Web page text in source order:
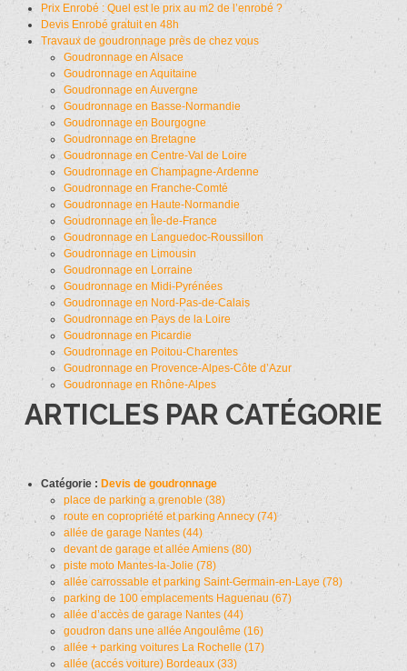
Prix Enrobé : Quel est le prix au m2 de l’enrobé ?
Devis Enrobé gratuit en 48h
Travaux de goudronnage près de chez vous
Goudronnage en Alsace
Goudronnage en Aquitaine
Goudronnage en Auvergne
Goudronnage en Basse-Normandie
Goudronnage en Bourgogne
Goudronnage en Bretagne
Goudronnage en Centre-Val de Loire
Goudronnage en Champagne-Ardenne
Goudronnage en Franche-Comté
Goudronnage en Haute-Normandie
Goudronnage en Île-de-France
Goudronnage en Languedoc-Roussillon
Goudronnage en Limousin
Goudronnage en Lorraine
Goudronnage en Midi-Pyrénées
Goudronnage en Nord-Pas-de-Calais
Goudronnage en Pays de la Loire
Goudronnage en Picardie
Goudronnage en Poitou-Charentes
Goudronnage en Provence-Alpes-Côte d’Azur
Goudronnage en Rhône-Alpes
ARTICLES PAR CATÉGORIE
Catégorie : Devis de goudronnage
place de parking a grenoble (38)
route en copropriété et parking Annecy (74)
allée de garage Nantes (44)
devant de garage et allée Amiens (80)
piste moto Mantes-la-Jolie (78)
allée carrossable et parking Saint-Germain-en-Laye (78)
parking de 100 emplacements Haguenau (67)
allée d’accès de garage Nantes (44)
goudron dans une allée Angoulême (16)
allée + parking voitures La Rochelle (17)
allée (accés voiture) Bordeaux (33)